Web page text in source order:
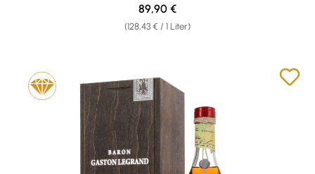
(128,43 € / 1 Liter)
Regulärer Preis:
89,90 €